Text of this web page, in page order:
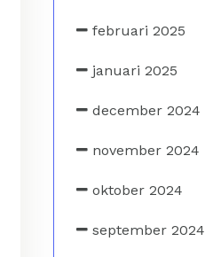
februari 2025
januari 2025
december 2024
november 2024
oktober 2024
september 2024